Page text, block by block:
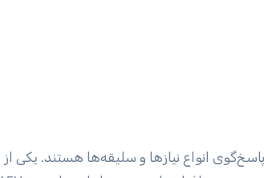
انواع نیازها و سلیقه‌ها هستند. یکی از